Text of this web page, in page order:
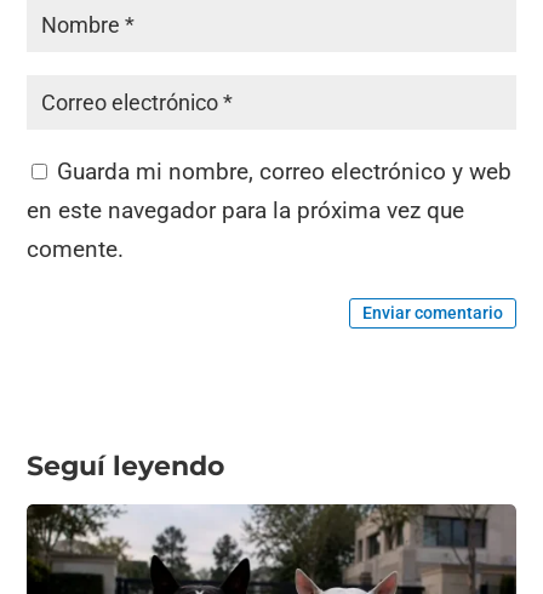
Guarda mi nombre, correo electrónico y web
en este navegador para la próxima vez que
comente.
Enviar comentario
Seguí leyendo